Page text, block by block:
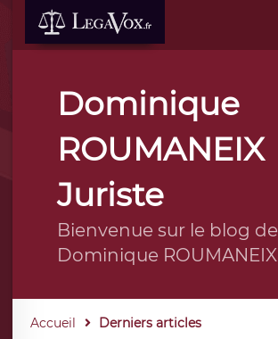
Dominique
ROUMANEIX
Juriste
Bienvenue sur le blog de
Dominique ROUMANEIX
Accueil Derniers articles